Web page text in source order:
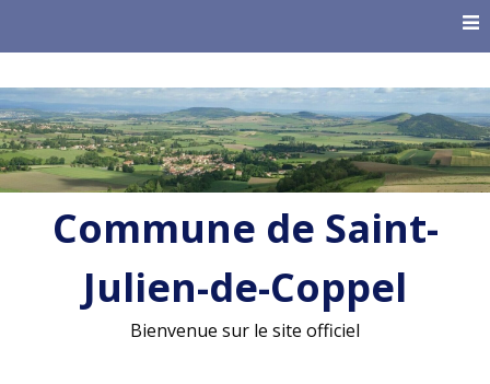
Commune de Saint-
Julien-de-Coppel
Bienvenue sur le site officiel